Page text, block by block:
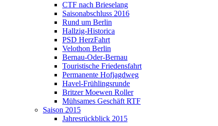
CTF nach Brieselang
Saisonabschluss 2016
Rund um Berlin
Hallzig-Historica
PSD HerzFahrt
Velothon Berlin
Bernau-Oder-Bernau
Touristische Friedensfahrt
Permanente Hofjagdweg
Havel-Frühlingsrunde
Britzer Moewen Roller
Mühsames Geschäft RTF
Saison 2015
Jahresrückblick 2015